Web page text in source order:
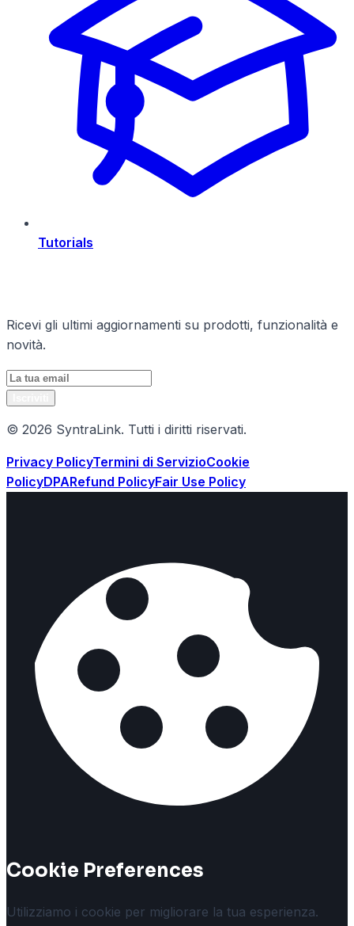
Tutorials
Ricevi gli ultimi aggiornamenti su prodotti, funzionalità e
novità.
© 2026 SyntraLink. Tutti i diritti riservati.
Privacy PolicyTermini di ServizioCookie
PolicyDPARefund PolicyFair Use Policy
Cookie Preferences
Utilizziamo i cookie per migliorare la tua esperienza.